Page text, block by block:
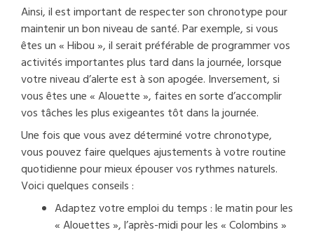
Ainsi, il est important de respecter son chronotype pour
maintenir un bon niveau de santé. Par exemple, si vous
êtes un « Hibou », il serait préférable de programmer vos
activités importantes plus tard dans la journée, lorsque
votre niveau d’alerte est à son apogée. Inversement, si
vous êtes une « Alouette », faites en sorte d’accomplir
vos tâches les plus exigeantes tôt dans la journée.
Une fois que vous avez déterminé votre chronotype,
vous pouvez faire quelques ajustements à votre routine
quotidienne pour mieux épouser vos rythmes naturels.
Voici quelques conseils :
Adaptez votre emploi du temps : le matin pour les
« Alouettes », l’après-midi pour les « Colombins »